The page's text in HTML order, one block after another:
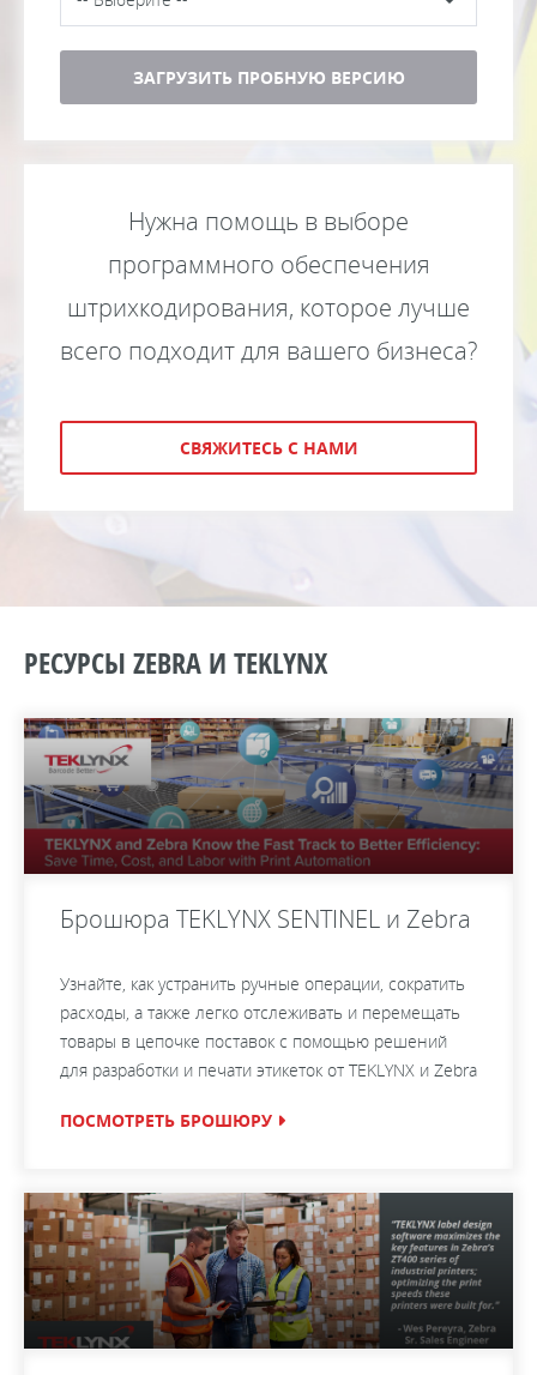
ЗАГРУЗИТЬ ПРОБНУЮ ВЕРСИЮ
Нужна помощь в выборе
программного обеспечения
штрихкодирования, которое лучше
всего подходит для вашего бизнеса?
СВЯЖИТЕСЬ С НАМИ
РЕСУРСЫ ZEBRA И TEKLYNX
Брошюра TEKLYNX SENTINEL и Zebra
Узнайте, как устранить ручные операции, сократить
расходы, а также легко отслеживать и перемещать
товары в цепочке поставок с помощью решений
для разработки и печати этикеток от TEKLYNX и Zebra
ПОСМОТРЕТЬ БРОШЮРУ